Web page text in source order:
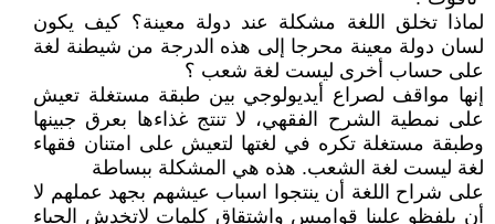
لماذا تخلق اللغة مشكلة عند دولة معينة؟ كيف يكون
لسان دولة معينة محرجا إلى هذه الدرجة من شيطنة لغة
على حساب أخرى ليست لغة شعب ؟
إنها مواقف لصراع أيديولوجي بين طبقة مستغلة تعيش
على نمطية الشرح الفقهي، لا تنتج غذاءها بعرق جبينها
وطبقة مستغلة تكره في لغتها لتعيش على امتنان فقهاء
لغة ليست لغة الشعب. هذه هي المشكلة ببساطة
على شراح اللغة أن ينتجوا اسباب عيشهم بجهد عملهم لا
أن يلفظو علينا قواميس واشتقاق كلمات لاتخدش الحياء